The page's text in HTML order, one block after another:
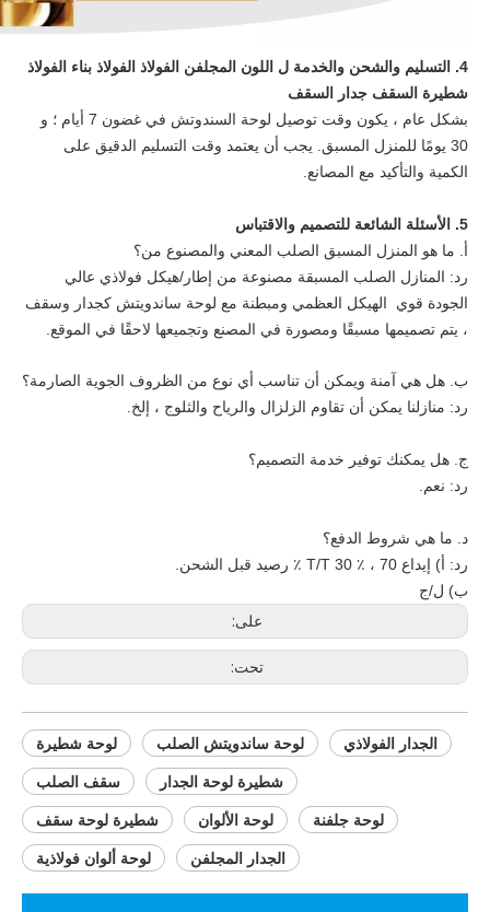
4. التسليم والشحن والخدمة ل
اللون المجلفن الفولاذ الفولاذ بناء الفولاذ
شطيرة السقف جدار السقف
بشكل عام ، يكون وقت توصيل لوحة السندوتش في غضون 7 أيام ؛ و
30 يومًا للمنزل المسبق. يجب أن يعتمد وقت التسليم الدقيق على
الكمية والتأكيد مع المصانع.
5. الأسئلة الشائعة للتصميم والاقتباس
أ. ما هو المنزل المسبق الصلب المعني والمصنوع من؟
رد: المنازل الصلب المسبقة مصنوعة من إطار/هيكل فولاذي عالي
الجودة قوي الهيكل العظمي ومبطنة مع لوحة ساندويتش كجدار وسقف
، يتم تصميمها مسبقًا ومصورة في المصنع وتجميعها لاحقًا في الموقع.
ب. هل هي آمنة ويمكن أن تناسب أي نوع من الظروف الجوية الصارمة؟
رد: منازلنا يمكن أن تقاوم الزلزال والرياح والثلوج ، إلخ.
ج. هل يمكنك توفير خدمة التصميم؟
رد: نعم.
د. ما هي شروط الدفع؟
رد: أ) إيداع T/T 30 ٪ ، 70 ٪ رصيد قبل الشحن.
ب) ل/ج
على:
تحت:
لوحة شطيرة لوحة ساندويتش الصلب
الجدار الفولاذي
سقف الصلب
شطيرة لوحة الجدار
شطيرة لوحة سقف
لوحة الألوان
لوحة جلفنة
لوحة ألوان فولاذية
الجدار المجلفن